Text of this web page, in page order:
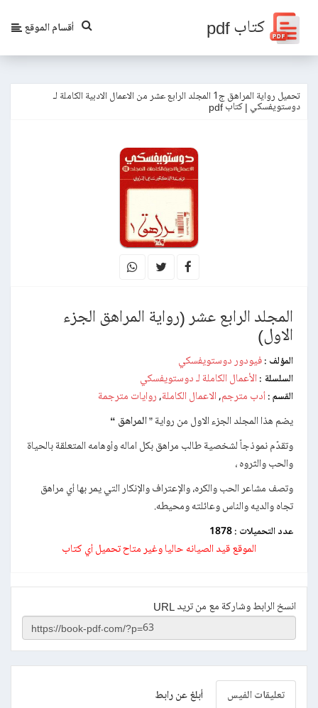
كتاب pdf أقسام الموقع
تحميل رواية المراهق ج1 المجلد الرابع عشر من الاعمال الادبية الكاملة لـ
دوستويفسكي | كتاب pdf
المجلد الرابع عشر (رواية المراهق الجزء
الاول)
المؤلف : فيودور دوستويفسكي
السلسلة : الأعمال الكاملة لـ دوستويفسكي
القسم : أدب مترجم, الاعمال الكاملة, روايات مترجمة
يضم هذا المجلد الجزء الاول من رواية ”المراهق “
وتقدّم نموذجاً لشخصية طالب مراهق بكل اماله وأوهامه المتعلقة بالحياة
والحب والثروه ،
وتصف مشاعر الحب والكره، والإعتراف والإنكار التي يمر بها أي مراهق
تجاه والديه والناس وعائلته ومحيطه.
عدد التحميلات : 1878
الموقع قيد الصيانه حاليا وغير متاح تحميل أي كتاب
انسخ الرابط وشاركة مع من تريد URL
تعليقات الفيس أبلغ عن رابط